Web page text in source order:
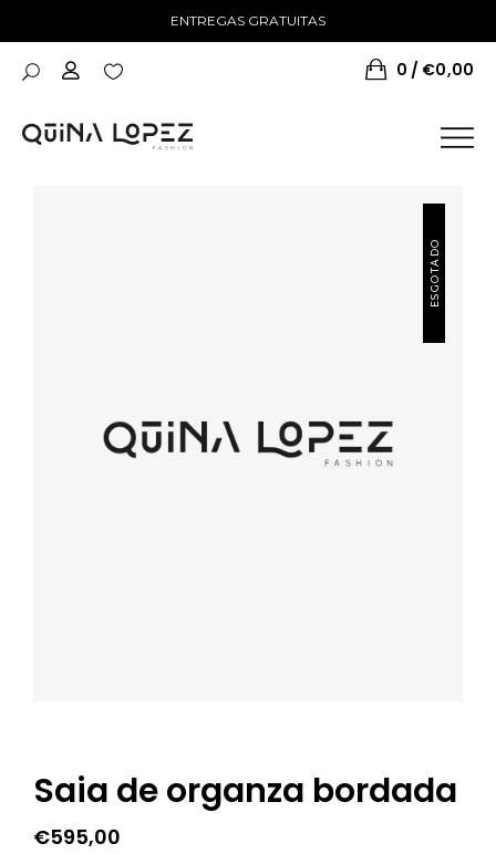
ENTREGAS GRATUITAS
0 €0,00
ESGOTADO
Saia de organza bordada
€595,00